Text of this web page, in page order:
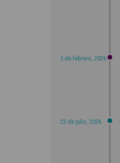
5 de febrero, 2026
23 de julio, 2026